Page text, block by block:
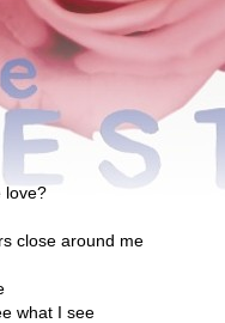
love?
close around me
what I see